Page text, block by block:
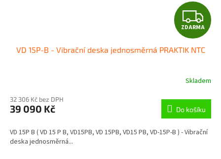
Z
D
A
R
M
A
ZDARMA
VD 15P-B - Vibrační deska jednosměrná PRAKTIK NTC
Skladem
32 306 Kč bez DPH
39 090 Kč Do košíku
VD 15P B ( VD 15 P B, VD15PB, VD 15PB, VD15 PB, VD-15P-B ) - Vibrační
deska jednosměrná...